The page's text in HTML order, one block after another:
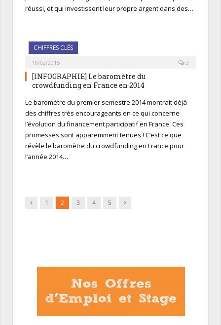
réussi, et qui investissent leur propre argent dans des…
CHIFFRES CLÉS
18/02/2015 3
[INFOGRAPHIE] Le baromètre du
crowdfunding en France en 2014
Le baromètre du premier semestre 2014 montrait déjà
des chiffres très encourageants en ce qui concerne
l’évolution du financement participatif en France. Ces
promesses sont apparemment tenues ! C’est ce que
révèle le baromètre du crowdfunding en France pour
l’année 2014…
Précédent
1 2 3 4 5 Suivant